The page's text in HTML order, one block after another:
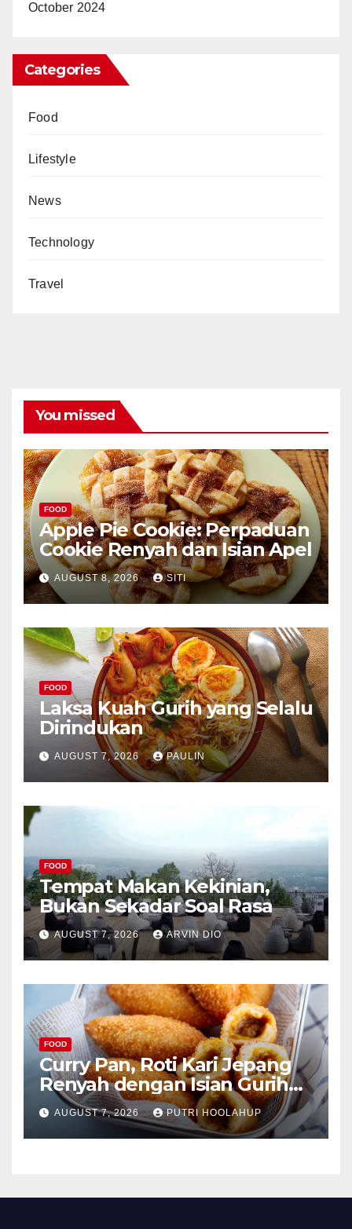
October 2024
Categories
Food
Lifestyle
News
Technology
Travel
You missed
FOOD
Apple Pie Cookie: Perpaduan
Cookie Renyah dan Isian Apel
AUGUST 8, 2026 SITI
FOOD
Laksa Kuah Gurih yang Selalu
Dirindukan
AUGUST 7, 2026 PAULIN
FOOD
Tempat Makan Kekinian,
Bukan Sekadar Soal Rasa
AUGUST 7, 2026 ARVIN DIO
FOOD
Curry Pan, Roti Kari Jepang
Renyah dengan Isian Gurih
Menggoda
AUGUST 7, 2026 PUTRI HOOLAHUP